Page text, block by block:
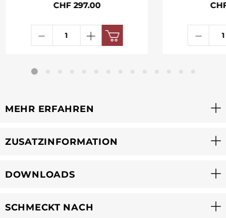
CHF 297.00
MEHR ERFAHREN
ZUSATZINFORMATION
DOWNLOADS
SCHMECKT NACH